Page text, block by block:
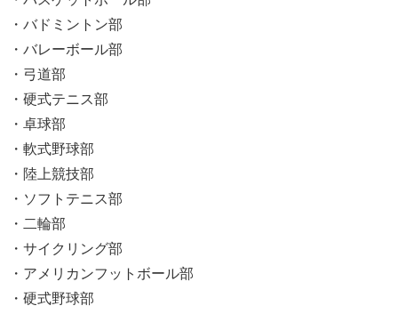
・バドミントン部
・バレーボール部
・弓道部
・硬式テニス部
・卓球部
・軟式野球部
・陸上競技部
・ソフトテニス部
・二輪部
・サイクリング部
・アメリカンフットボール部
・硬式野球部